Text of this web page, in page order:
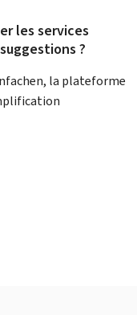
les services
?
la plateforme